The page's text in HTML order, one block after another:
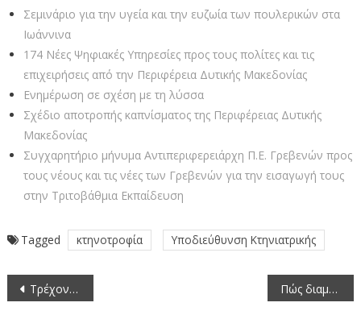
Σεμινάριο για την υγεία και την ευζωία των πουλερικών στα
Ιωάννινα
174 Νέες Ψηφιακές Υπηρεσίες προς τους πολίτες και τις
επιχειρήσεις από την Περιφέρεια Δυτικής Μακεδονίας
Ενημέρωση σε σχέση με τη λύσσα
Σχέδιο αποτροπής καπνίσματος της Περιφέρειας Δυτικής
Μακεδονίας
Συγχαρητήριο μήνυμα Αντιπεριφερειάρχη Π.Ε. Γρεβενών προς
τους νέους και τις νέες των Γρεβενών για την εισαγωγή τους
στην Τριτοβάθμια Εκπαίδευση
Tagged κτηνοτροφία Υποδιεύθυνση Κτηνιατρικής
Πλοήγηση
Τρέχοντας στην Περιφερειακή Ενότητα Γρεβενών Πώς διαμορφώνονται οι μέσες τιμές νωπών ψαριών (14/3/2025-20/3/2025)